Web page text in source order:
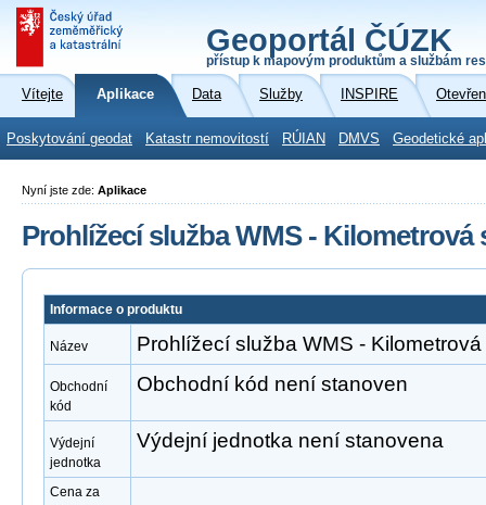
Geoportál ČÚZK
přístup k mapovým produktům a službám
Vítejte Aplikace Data Služby INSPIRE
Poskytování geodat Katastr nemovitostí RÚIAN DMVS Geodetické
Nyní jste zde: Aplikace
Prohlížecí služba WMS - Kilometrová
Informace o produktu
Název Prohlížecí služba WMS -
Obchodní
kód
Obchodní kód není stanoven
Výdejní
jednotka
Výdejní jednotka není stanovena
Cena za